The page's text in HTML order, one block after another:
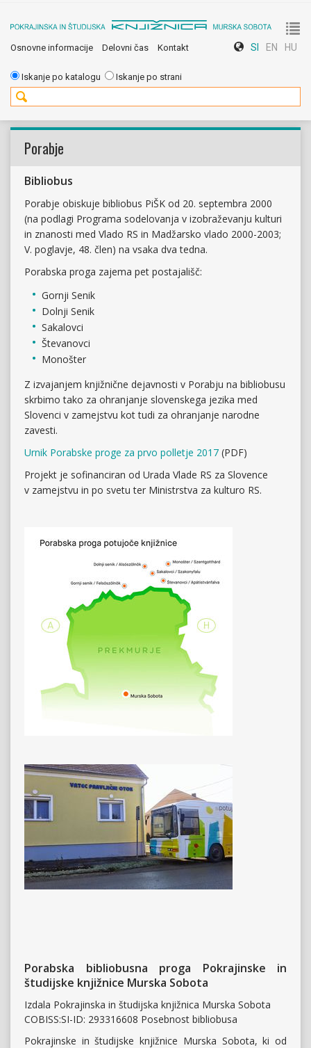
SI EN HU
Osnovne informacije Delovni čas Kontakt
Iskanje po katalogu Iskanje po strani
Porabje
Bibliobus
Porabje obiskuje bibliobus PiŠK od 20. septembra 2000
(na podlagi Programa sodelovanja v izobraževanju kulturi
in znanosti med Vlado RS in Madžarsko vlado 2000-2003;
V. poglavje, 48. člen) na vsaka dva tedna.
Porabska proga zajema pet postajališč:
Gornji Senik
Dolnji Senik
Sakalovci
Števanovci
Monošter
Z izvajanjem knjižnične dejavnosti v Porabju na bibliobusu
skrbimo tako za ohranjanje slovenskega jezika med
Slovenci v zamejstvu kot tudi za ohranjanje narodne
zavesti.
Urnik Porabske proge za prvo polletje 2017 (PDF)
Projekt je sofinanciran od Urada Vlade RS za Slovence
v zamejstvu in po svetu ter Ministrstva za kulturo RS.
Porabska bibliobusna proga Pokrajinske in
študijske knjižnice Murska Sobota
Izdala Pokrajinska in študijska knjižnica Murska Sobota
COBISS:SI-ID: 293316608 Posebnost bibliobusa
Pokrajinske in študijske knjižnice Murska Sobota, ki od